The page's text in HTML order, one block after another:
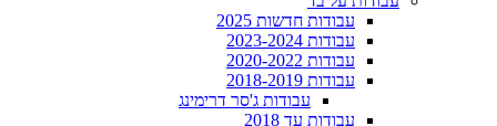
עבודות חדשות 2025
עבודות 2023-2024
עבודות 2020-2022
עבודות 2018-2019
עבודות ג'סר דרימינג
עבודות עד 2018